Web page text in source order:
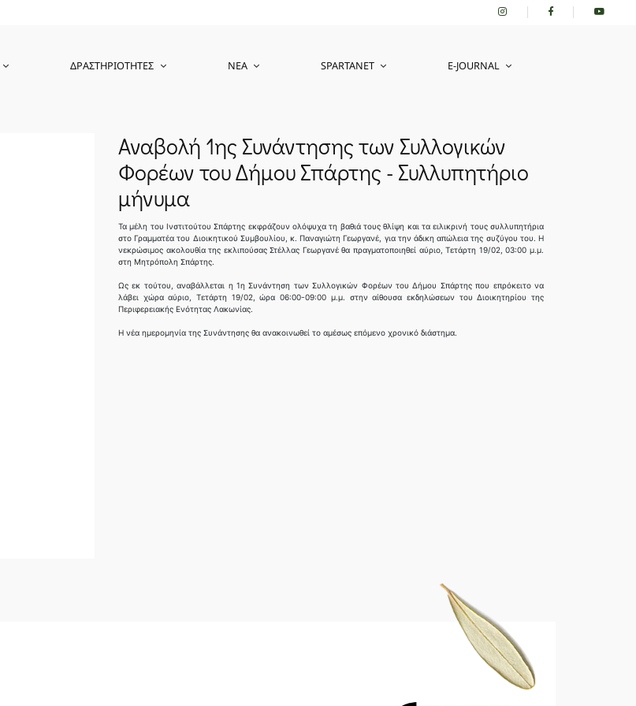
ΔΡΑΣΤΗΡΙΌΤΗΤΕΣ ΝΈΑ SPARTANET E-JOURNAL
Αναβολή 1ης Συνάντησης των Συλλογικών
Φορέων του Δήμου Σπάρτης - Συλλυπητήριο
μήνυμα
Τα μέλη του Ινστιτούτου Σπάρτης εκφράζουν ολόψυχα τη βαθιά τους θλίψη και τα ειλικρινή τους συλλυπητήρια
στο Γραμματέα του Διοικητικού Συμβουλίου, κ. Παναγιώτη Γεωργανέ, για την άδικη απώλεια της συζύγου του. Η
νεκρώσιμος ακολουθία της εκλιπούσας Στέλλας Γεωργανέ θα πραγματοποιηθεί αύριο, Τετάρτη 19/02, 03:00 μ.μ.
στη Μητρόπολη Σπάρτης.
Ως εκ τούτου, αναβάλλεται η 1η Συνάντηση των Συλλογικών Φορέων του Δήμου Σπάρτης που επρόκειτο να
λάβει χώρα αύριο, Τετάρτη 19/02, ώρα 06:00-09:00 μ.μ. στην αίθουσα εκδηλώσεων του Διοικητηρίου της
Περιφερειακής Ενότητας Λακωνίας.
Η νέα ημερομηνία της Συνάντησης θα ανακοινωθεί το αμέσως επόμενο χρονικό διάστημα.